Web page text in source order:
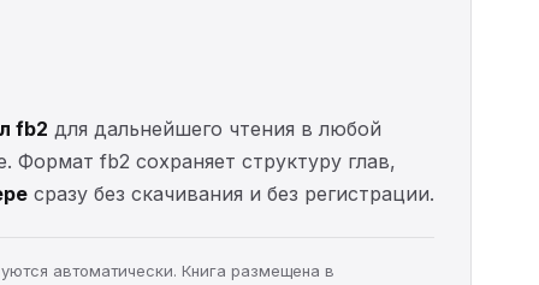
fb2 для дальнейшего чтения в любой
Формат fb2 сохраняет структуру глав,
сразу без скачивания и без регистрации.
автоматически. Книга размещена в